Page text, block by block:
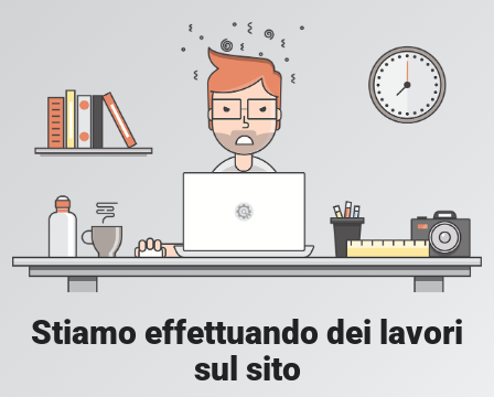
Stiamo effettuando dei lavori
sul sito